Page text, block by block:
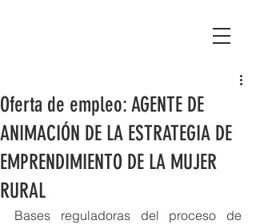
Oferta de empleo: AGENTE DE
ANIMACIÓN DE LA ESTRATEGIA DE
EMPRENDIMIENTO DE LA MUJER
RURAL
Bases reguladoras del proceso de